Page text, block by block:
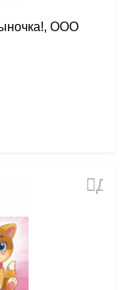
ООО